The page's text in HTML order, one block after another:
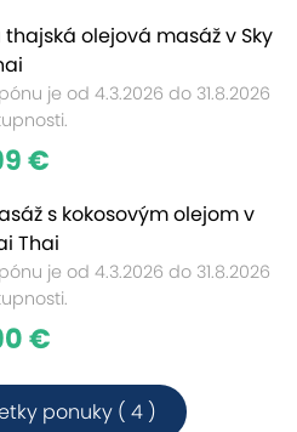
thajská olejová masáž v Sky
je od 4.3.2026 do 31.8.2026
€
s kokosovým olejom v
Thai
je od 4.3.2026 do 31.8.2026
€
ponuky ( 4 )